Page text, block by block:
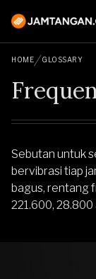
HOME GLOSSARY
Sebutan untuk
bervibrasi tiap
bagus, rentang
221.600,